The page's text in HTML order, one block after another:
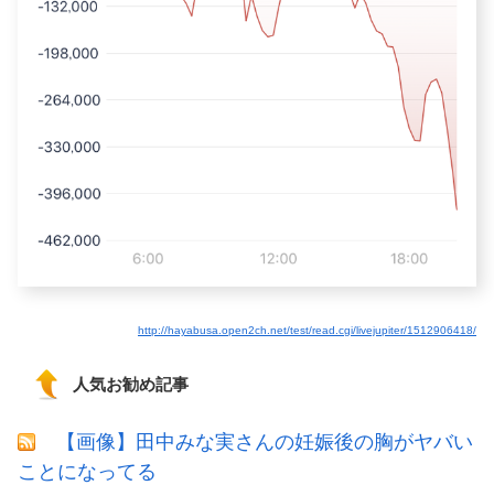
http://hayabusa.open2ch.net/test/read.cgi/livejupiter/1512906418/
人気お勧め記事
【画像】田中みな実さんの妊娠後の胸がヤバい
ことになってる